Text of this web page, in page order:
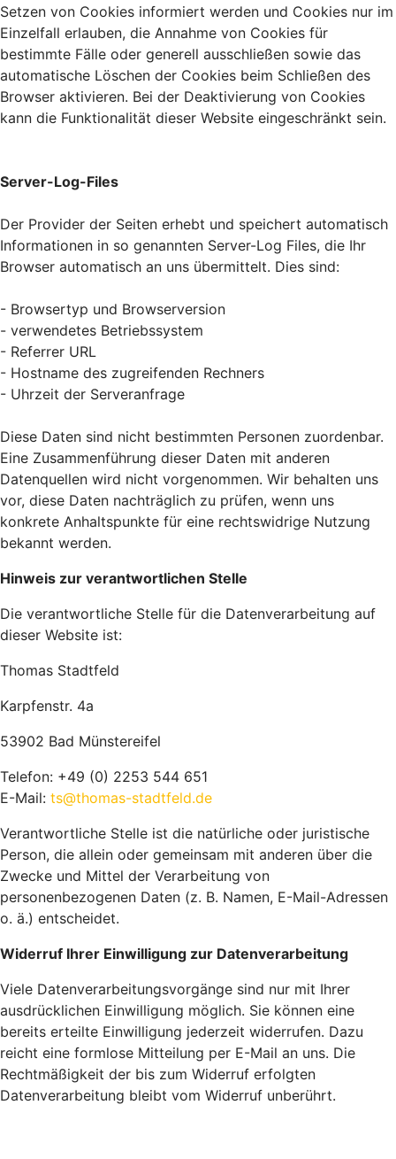
Setzen von Cookies informiert werden und Cookies nur im
Einzelfall erlauben, die Annahme von Cookies für
bestimmte Fälle oder generell ausschließen sowie das
automatische Löschen der Cookies beim Schließen des
Browser aktivieren. Bei der Deaktivierung von Cookies
kann die Funktionalität dieser Website eingeschränkt sein.
Server-Log-Files
Der Provider der Seiten erhebt und speichert automatisch
Informationen in so genannten Server-Log Files, die Ihr
Browser automatisch an uns übermittelt. Dies sind:
- Browsertyp und Browserversion
- verwendetes Betriebssystem
- Referrer URL
- Hostname des zugreifenden Rechners
- Uhrzeit der Serveranfrage
Diese Daten sind nicht bestimmten Personen zuordenbar.
Eine Zusammenführung dieser Daten mit anderen
Datenquellen wird nicht vorgenommen. Wir behalten uns
vor, diese Daten nachträglich zu prüfen, wenn uns
konkrete Anhaltspunkte für eine rechtswidrige Nutzung
bekannt werden.
Hinweis zur verantwortlichen Stelle
Die verantwortliche Stelle für die Datenverarbeitung auf
dieser Website ist:
Thomas Stadtfeld
Karpfenstr. 4a
53902 Bad Münstereifel
Telefon: +49 (0) 2253 544 651
E-Mail: ts@thomas-stadtfeld.de
Verantwortliche Stelle ist die natürliche oder juristische
Person, die allein oder gemeinsam mit anderen über die
Zwecke und Mittel der Verarbeitung von
personenbezogenen Daten (z. B. Namen, E-Mail-Adressen
o. ä.) entscheidet.
Widerruf Ihrer Einwilligung zur Datenverarbeitung
Viele Datenverarbeitungsvorgänge sind nur mit Ihrer
ausdrücklichen Einwilligung möglich. Sie können eine
bereits erteilte Einwilligung jederzeit widerrufen. Dazu
reicht eine formlose Mitteilung per E-Mail an uns. Die
Rechtmäßigkeit der bis zum Widerruf erfolgten
Datenverarbeitung bleibt vom Widerruf unberührt.